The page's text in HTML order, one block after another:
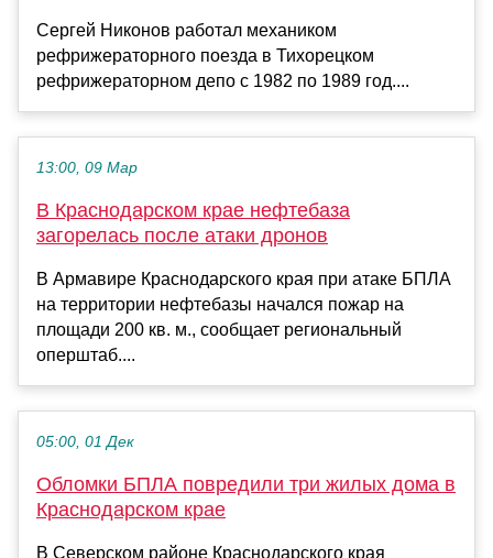
Сергей Никонов работал механиком
рефрижераторного поезда в Тихорецком
рефрижераторном депо с 1982 по 1989 год....
13:00, 09 Мар
В Краснодарском крае нефтебаза
загорелась после атаки дронов
В Армавире Краснодарского края при атаке БПЛА
на территории нефтебазы начался пожар на
площади 200 кв. м., сообщает региональный
оперштаб....
05:00, 01 Дек
Обломки БПЛА повредили три жилых дома в
Краснодарском крае
В Северском районе Краснодарского края